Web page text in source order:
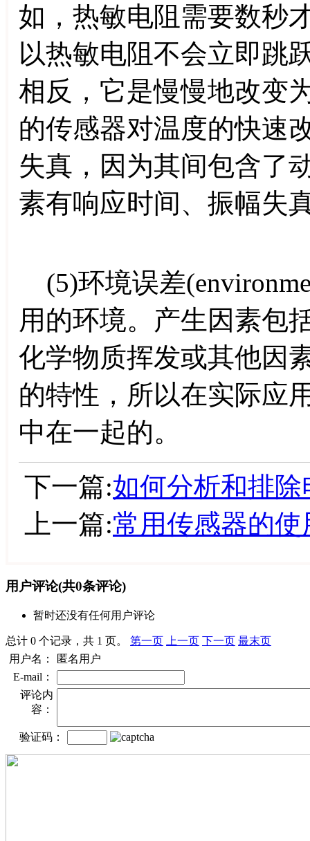
如，热敏电阻需要数秒
以热敏电阻不会立即跳
相反，它是慢慢地改变
的传感器对温度的快速
失真，因为其间包含了
素有响应时间、振幅失
(5)环境误差
用的环境。产生因素包
化学物质挥发或其他因
的特性，所以在实际应
中在一起的。
下一篇:如何分析和排
上一篇:常用传感器的
用户评论(共0条评论)
暂时还没有任何用户评论
总计 0 个记录，共 1 页。 第一页 上一页 下一页 最末页
用户名：
匿名用户
E-mail：
评论内
容：
验证码：